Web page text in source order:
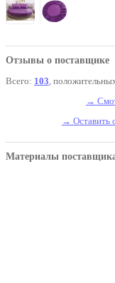
Отзывы о поставщике
Всего: 103,
→
→ Оставить
Материалы